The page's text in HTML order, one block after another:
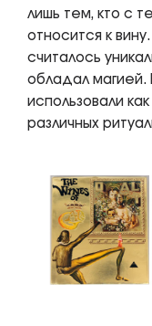
лишь тем, кто с
относится к
считалось
обладал магией.
использовали
различных